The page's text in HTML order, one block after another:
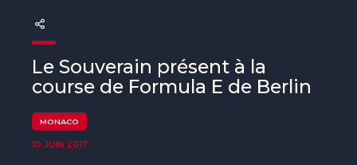
Beyond Plastic Med : BeMed
OACIS
Initiative Homme - Faune sauvage
The Green Shift Initiative
Le Souverain présent à la
course de Formula E de Berlin
MONACO
10 JUIN 2017